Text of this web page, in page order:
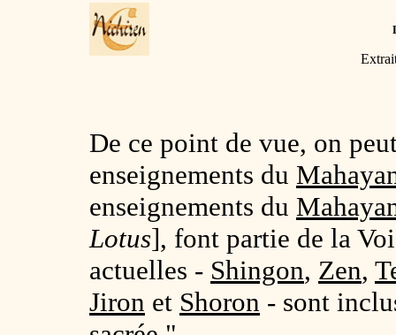
De ce point de vue, on
enseignements du
enseignements du
Lotus], font partie de la
actuelles - Shingon, Zen,
Jiron et Shoron - sont